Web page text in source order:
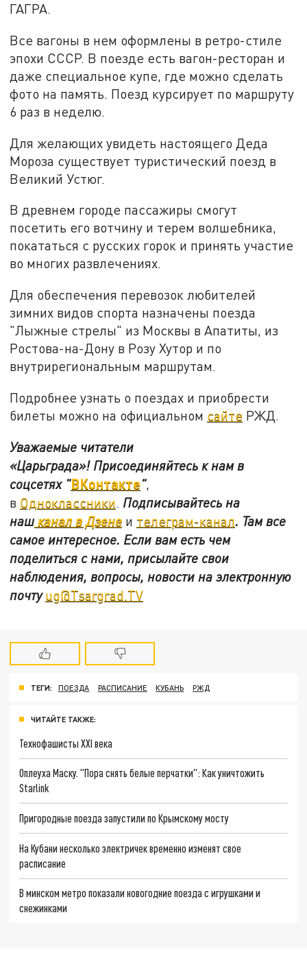
ГАГРА.
Все вагоны в нем оформлены в ретро-стиле
эпохи СССР. В поезде есть вагон-ресторан и
даже специальное купе, где можно сделать
фото на память. Поезд курсирует по маршруту
6 раз в неделю.
Для желающих увидеть настоящего Деда
Мороза существует туристический поезд в
Великий Устюг.
В древнем городе пассажиры смогут
посетить его вотчину и терем волшебника,
покататься с русских горок и принять участие
во многих развлечениях.
Для обеспечения перевозок любителей
зимних видов спорта назначены поезда
"Лыжные стрелы" из Москвы в Апатиты, из
Ростова-на-Дону в Розу Хутор и по
внутрирегиональным маршрутам.
Подробнее узнать о поездах и приобрести
билеты можно на официальном сайте РЖД.
Уважаемые читатели
«Царьграда»! Присоединяйтесь к нам в
соцсетях "ВКонтакте",
в Одноклассники. Подписывайтесь на
нашканал в Дзене и телеграм-канал. Там все
самое интересное. Если вам есть чем
поделиться с нами, присылайте свои
наблюдения, вопросы, новости на электронную
почтуug@Tsargrad.TV
ТЕГИ: ПОЕЗДА РАСПИСАНИЕ КУБАНЬ РЖД
ЧИТАЙТЕ ТАКЖЕ:
Технофашисты XXI века
Оплеуха Маску. "Пора снять белые перчатки": Как уничтожить
Starlink
Пригородные поезда запустили по Крымскому мосту
На Кубани несколько электричек временно изменят свое
расписание
В минском метро показали новогодние поезда с игрушками и
снежинками